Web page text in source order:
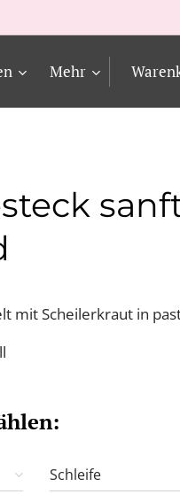
Mehr
mit Scheilerkraut in
Schleife